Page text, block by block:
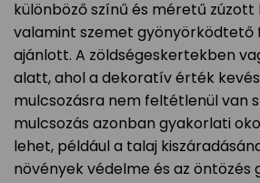
különböző színű és méretű zúzott
valamint szemet gyönyörködtető
ajánlott. A zöldségeskertekben
alatt, ahol a dekoratív érték
mulcsozásra nem feltétlenül van
mulcsozás azonban gyakorlati
lehet, például a talaj
növények védelme és az öntözés